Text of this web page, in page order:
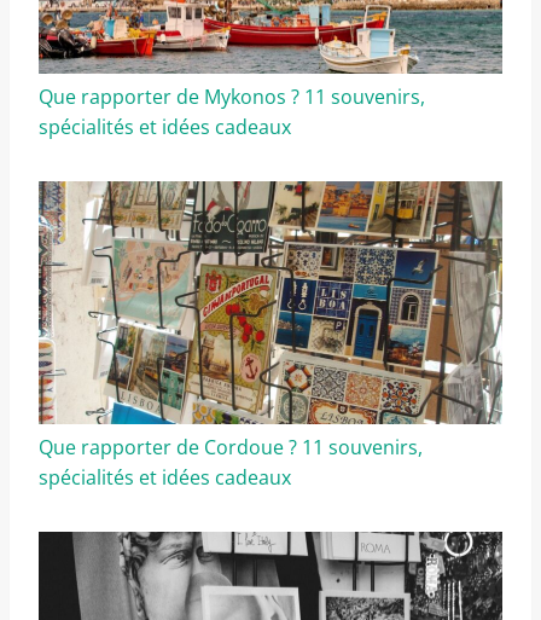
Que rapporter de Mykonos ? 11 souvenirs,
spécialités et idées cadeaux
Que rapporter de Cordoue ? 11 souvenirs,
spécialités et idées cadeaux